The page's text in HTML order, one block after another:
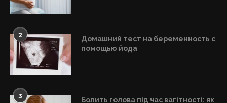
2
Домашний тест на беременность с
помощью йода
3
Болить голова під час вагітності: як